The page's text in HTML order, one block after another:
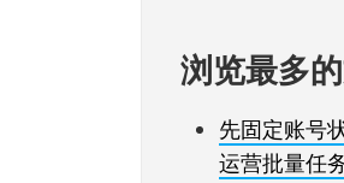
浏览最多
先固定账号
运营批量任